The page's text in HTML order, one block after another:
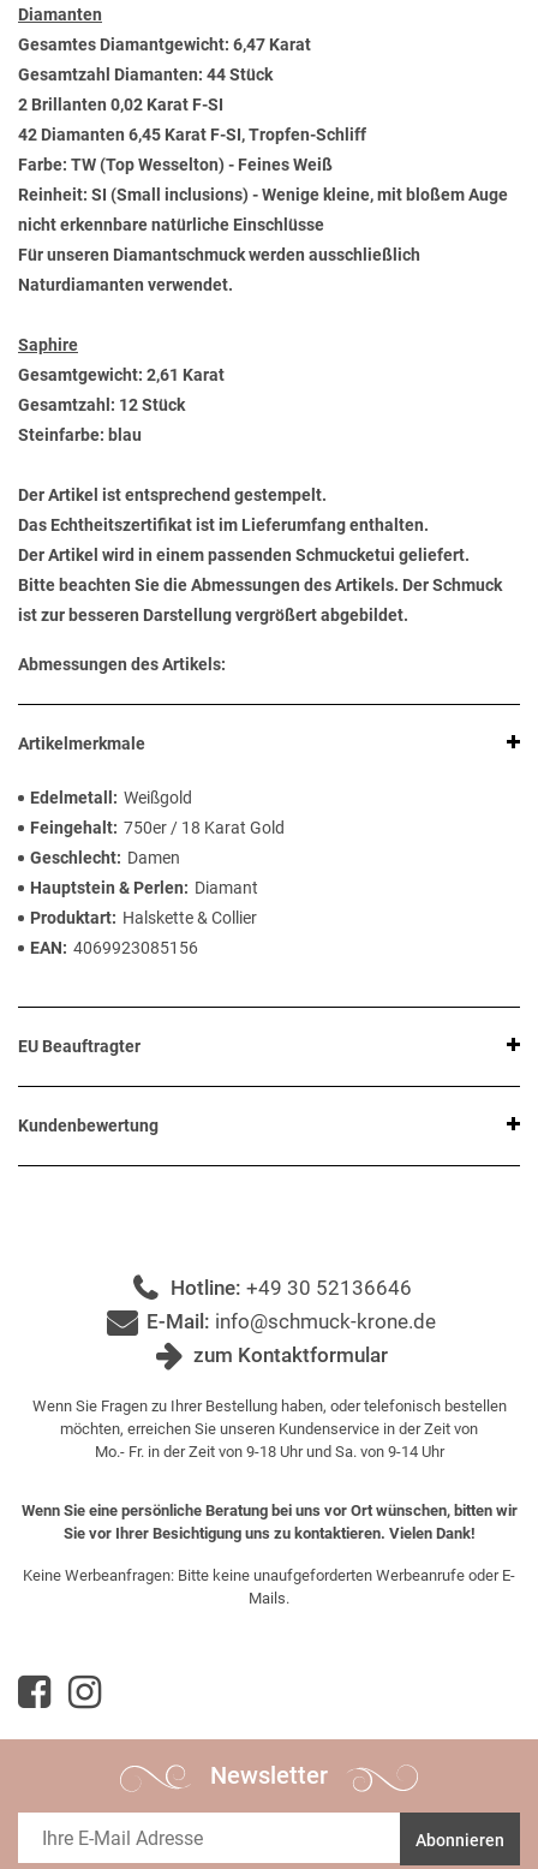
Diamanten
Gesamtes Diamantgewicht: 6,47 Karat
Gesamtzahl Diamanten: 44 Stück
2 Brillanten 0,02 Karat F-SI
42 Diamanten 6,45 Karat F-SI, Tropfen-Schliff
Farbe: TW (Top Wesselton) - Feines Weiß
Reinheit: SI (Small inclusions) - Wenige kleine, mit bloßem Auge
nicht erkennbare natürliche Einschlüsse
Für unseren Diamantschmuck werden ausschließlich
Naturdiamanten verwendet.
Saphire
Gesamtgewicht: 2,61 Karat
Gesamtzahl: 12 Stück
Steinfarbe: blau
Der Artikel ist entsprechend gestempelt.
Das Echtheitszertifikat ist im Lieferumfang enthalten.
Der Artikel wird in einem passenden Schmucketui geliefert.
Bitte beachten Sie die Abmessungen des Artikels. Der Schmuck
ist zur besseren Darstellung vergrößert abgebildet.
Abmessungen des Artikels:
Artikelmerkmale
Edelmetall
Weißgold
Feingehalt 750er / 18 Karat Gold
Geschlecht
Damen
Hauptstein & Perlen
Diamant
Produktart
Halskette & Collier
EAN
4069923085156
EU Beauftragter
Kundenbewertung
Hotline: +49 30 52136646
E-Mail: info@schmuck-krone.de
zum Kontaktformular
Wenn Sie Fragen zu Ihrer Bestellung haben, oder telefonisch bestellen
möchten, erreichen Sie unseren Kundenservice in der Zeit von
Mo.- Fr. in der Zeit von 9-18 Uhr und Sa. von 9-14 Uhr
Wenn Sie eine persönliche Beratung bei uns vor Ort wünschen, bitten wir
Sie vor Ihrer Besichtigung uns zu kontaktieren. Vielen Dank!
Keine Werbeanfragen: Bitte keine unaufgeforderten Werbeanrufe oder E-
Mails.
Newsletter
Abonnieren